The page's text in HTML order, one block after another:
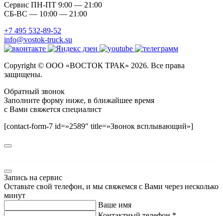
Сервис ПН-ПТ 9:00 — 21:00
СБ-ВС — 10:00 — 21:00
+7 495 532-89-52
info@vostok-truck.su
Copyright © ООО «ВОСТОК ТРАК» 2026. Все права
защищены.
Обратный звонок
Заполните форму ниже, в ближайшее время
с Вами свяжется специалист
[contact-form-7 id=»2589″ title=»Звонок всплывающий»]
Запись на сервис
Оставьте свой телефон, и мы свяжемся с Вами через несколько
минут
Ваше имя